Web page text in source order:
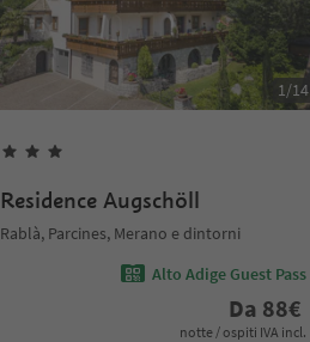
1/14
Residence Augschöll
Rablà, Parcines, Merano e dintorni
Alto Adige Guest Pass
Da 88€
notte / ospiti IVA incl.